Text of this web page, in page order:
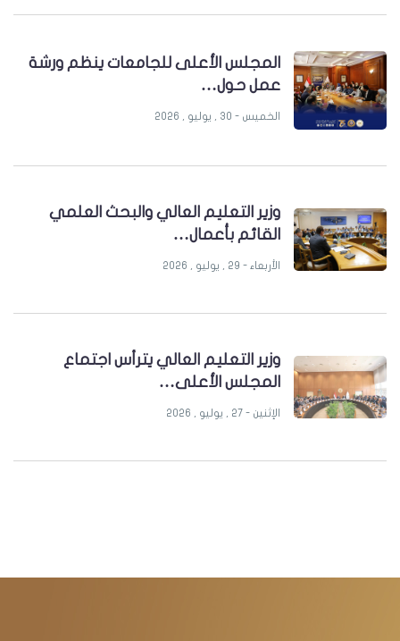
المجلس الأعلى للجامعات ينظم ورشة
عمل حول…
الخميس - 30 , يوليو , 2026
وزير التعليم العالي والبحث العلمي
القائم بأعمال…
الأربعاء - 29 , يوليو , 2026
وزير التعليم العالي يترأس اجتماع
المجلس الأعلى…
الإثنين - 27 , يوليو , 2026